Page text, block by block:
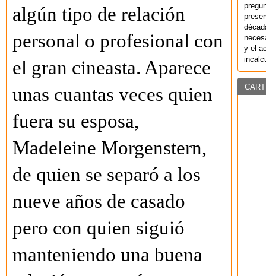
algún tipo de relación
personal o profesional con
el gran cineasta. Aparece
unas cuantas veces quien
fuera su esposa,
Madeleine Morgenstern,
de quien se separó a los
nueve años de casado
pero con quien siguió
manteniendo una buena
y el